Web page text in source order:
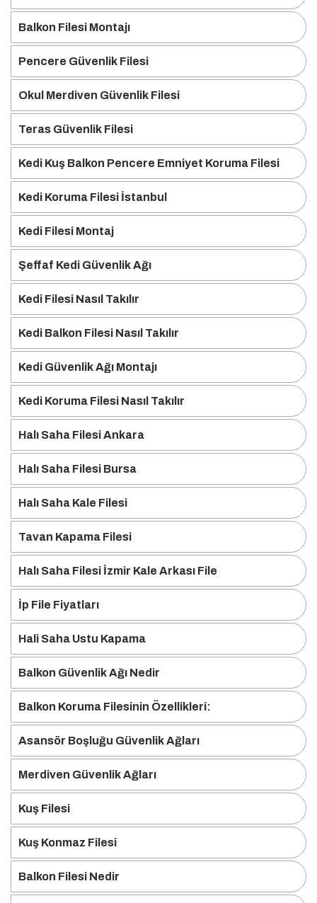
Balkon Filesi Montajı
Pencere Güvenlik Filesi
Okul Merdiven Güvenlik Filesi
Teras Güvenlik Filesi
Kedi Kuş Balkon Pencere Emniyet Koruma Filesi
Kedi Koruma Filesi İstanbul
Kedi Filesi Montaj
Şeffaf Kedi Güvenlik Ağı
Kedi Filesi Nasıl Takılır
Kedi Balkon Filesi Nasıl Takılır
Kedi Güvenlik Ağı Montajı
Kedi Koruma Filesi Nasıl Takılır
Halı Saha Filesi Ankara
Halı Saha Filesi Bursa
Halı Saha Kale Filesi
Tavan Kapama Filesi
Halı Saha Filesi İzmir Kale Arkası File
İp File Fiyatları
Hali Saha Ustu Kapama
Balkon Güvenlik Ağı Nedir
Balkon Koruma Filesinin Özellikleri:
Asansör Boşluğu Güvenlik Ağları
Merdiven Güvenlik Ağları
Kuş Filesi
Kuş Konmaz Filesi
Balkon Filesi Nedir